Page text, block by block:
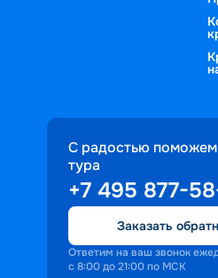
С радостью
тура
+7 495 877-
Заказать
Ответим на ваш звонок
с 8:00 до 21:00 по МСК